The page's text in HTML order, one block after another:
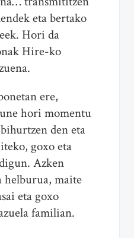
eta bertako
Hori da
Hire-ko
ere,
hori momentu
den eta
goxo eta
Azken
helburua, maite
eta goxo
familian.